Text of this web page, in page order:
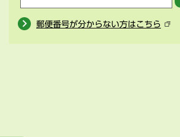
郵便番号が分からない方はこちら